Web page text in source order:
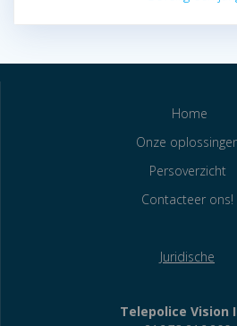
Home
Onze
Persoverzicht
Contacteer ons!
Juridische
Telepolice Vision